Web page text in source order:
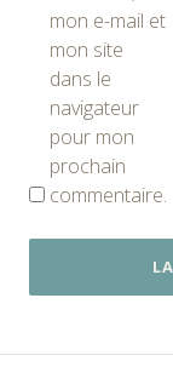
mon e-mail et
mon site
dans le
navigateur
pour mon
prochain
commentaire.